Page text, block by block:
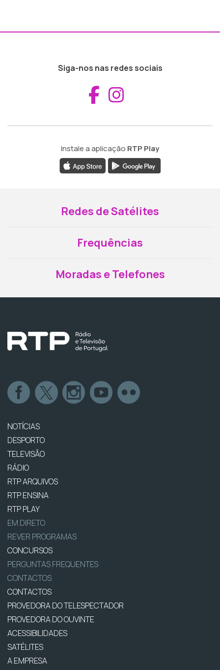
Siga-nos nas redes sociais
Aceder ao
Instale a aplicação RTP Play
Redes de Satélites
Frequências
Moradas e Telefones
NOTÍCIAS
DESPORTO
TELEVISÃO
RÁDIO
RTP ARQUIVOS
RTP ENSINA
RTP PLAY
EM DIRETO
REVER PROGRAMAS
CONCURSOS
PERGUNTAS FREQUENTES
CONTACTOS
CONTACTOS
PROVEDORA DO TELESPECTADOR
PROVEDORA DO OUVINTE
ACESSIBILIDADES
SATÉLITES
A EMPRESA